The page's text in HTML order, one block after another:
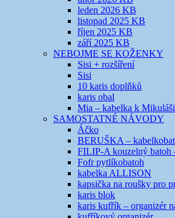
leden 2026 KB
listopad 2025 KB
říjen 2025 KB
září 2025 KB
NEBOJME SE KOŽENKY
Sisi + rozšíření
Sisi
10 karis doplňků
karis obal
Mia – kabelka k Mikuláši
SAMOSTATNÉ NÁVODY
Áčko
BERUŠKA –
FILIP-A kouzelný batoh
Fofr pytlíkobatoh
kabelka ALLISON
kapsička na roušky pro
karis blok
karis kufřík – organizér